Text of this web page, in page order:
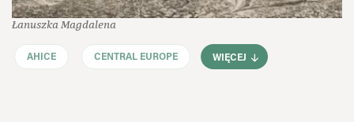
Łanuszka Magdalena
AHICE CENTRAL EUROPE WIĘCEJ